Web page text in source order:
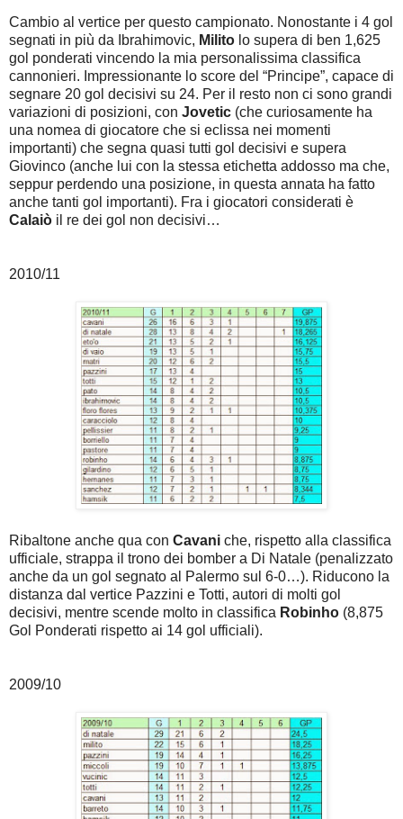
Cambio al vertice per questo campionato. Nonostante i 4 gol
segnati in più da Ibrahimovic, Milito lo supera di ben 1,625
gol ponderati vincendo la mia personalissima classifica
cannonieri. Impressionante lo score del “Principe”, capace di
segnare 20 gol decisivi su 24. Per il resto non ci sono grandi
variazioni di posizioni, con Jovetic (che curiosamente ha
una nomea di giocatore che si eclissa nei momenti
importanti) che segna quasi tutti gol decisivi e supera
Giovinco (anche lui con la stessa etichetta addosso ma che,
seppur perdendo una posizione, in questa annata ha fatto
anche tanti gol importanti). Fra i giocatori considerati è
Calaiò il re dei gol non decisivi…
2010/11
Ribaltone anche qua con Cavani che, rispetto alla classifica
ufficiale, strappa il trono dei bomber a Di Natale (penalizzato
anche da un gol segnato al Palermo sul 6-0…). Riducono la
distanza dal vertice Pazzini e Totti, autori di molti gol
decisivi, mentre scende molto in classifica Robinho (8,875
Gol Ponderati rispetto ai 14 gol ufficiali).
2009/10